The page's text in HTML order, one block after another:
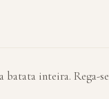
batata inteira. Rega-se